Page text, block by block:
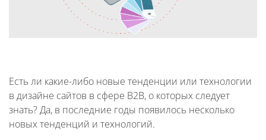
Есть ли какие-либо новые тенденции или технологии
в дизайне сайтов в сфере B2B, о которых следует
знать? Да, в последние годы появилось несколько
новых тенденций и технологий.